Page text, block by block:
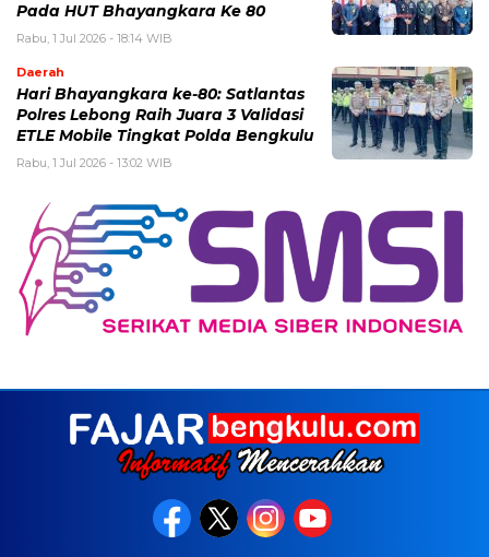
Pada HUT Bhayangkara Ke 80
Rabu, 1 Jul 2026 - 18:14 WIB
Daerah
Hari Bhayangkara ke-80: Satlantas
Polres Lebong Raih Juara 3 Validasi
ETLE Mobile Tingkat Polda Bengkulu
Rabu, 1 Jul 2026 - 13:02 WIB